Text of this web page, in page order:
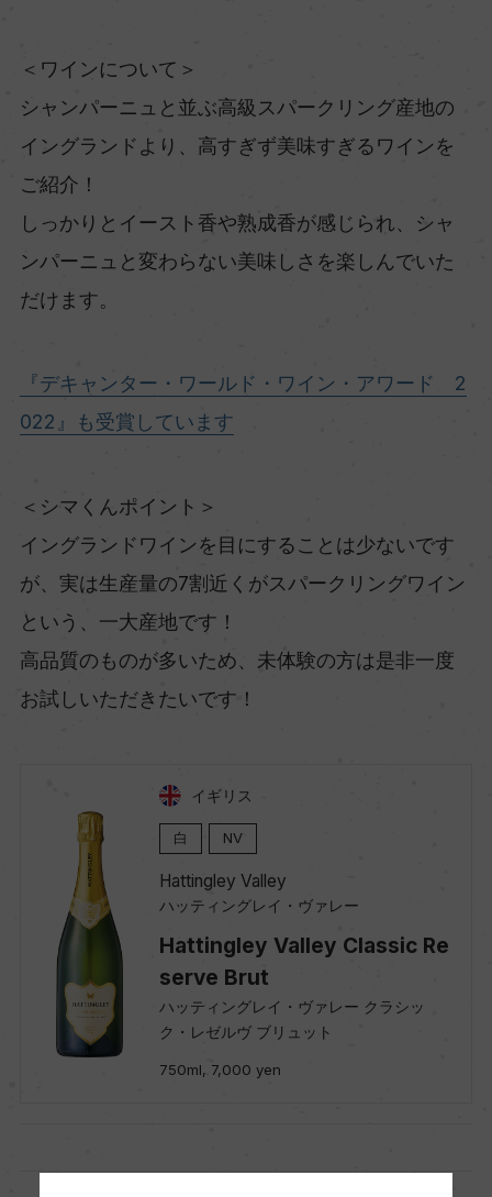
＜ワインについて＞
シャンパーニュと並ぶ高級スパークリング産地の
イングランドより、高すぎず美味すぎるワインを
ご紹介！
しっかりとイースト香や熟成香が感じられ、シャ
ンパーニュと変わらない美味しさを楽しんでいた
だけます。
『デキャンター・ワールド・ワイン・アワード 2
022』も受賞しています
＜シマくんポイント＞
イングランドワインを目にすることは少ないです
が、実は生産量の7割近くがスパークリングワイン
という、一大産地です！
高品質のものが多いため、未体験の方は是非一度
お試しいただきたいです！
イギリス
白 NV
Hattingley Valley
ハッティングレイ・ヴァレー
Hattingley Valley Classic Re
serve Brut
ハッティングレイ・ヴァレー クラシッ
ク・レゼルヴ ブリュット
750ml, 7,000 yen